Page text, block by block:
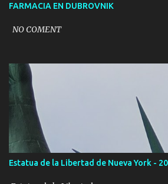
FARMACIA EN DUBROVNIK
NO COMENT
Estatua de la Libertad de Nueva York -